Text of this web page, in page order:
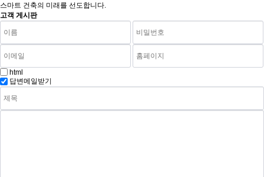
스마트 건축의 미래를 선도합니다.
고객 게시판
html
답변메일받기